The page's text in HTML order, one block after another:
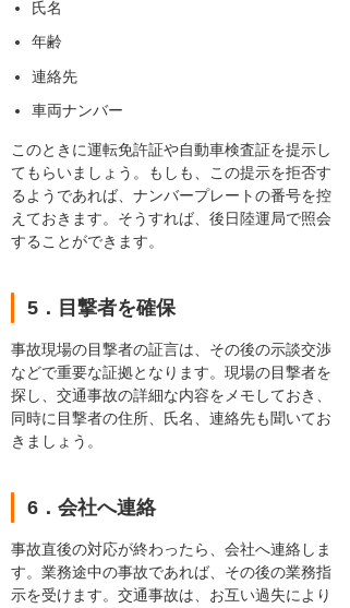
氏名
年齢
連絡先
車両ナンバー
このときに運転免許証や自動車検査証を提示し
てもらいましょう。もしも、この提示を拒否す
るようであれば、ナンバープレートの番号を控
えておきます。そうすれば、後日陸運局で照会
することができます。
5．目撃者を確保
事故現場の目撃者の証言は、その後の示談交渉
などで重要な証拠となります。現場の目撃者を
探し、交通事故の詳細な内容をメモしておき、
同時に目撃者の住所、氏名、連絡先も聞いてお
きましょう。
6．会社へ連絡
事故直後の対応が終わったら、会社へ連絡しま
す。業務途中の事故であれば、その後の業務指
示を受けます。交通事故は、お互い過失により